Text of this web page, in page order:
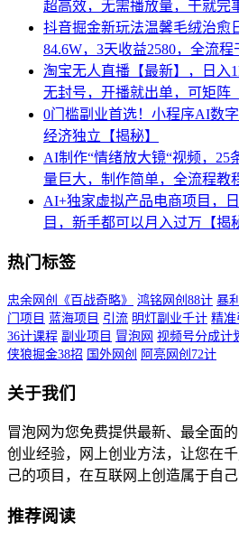
超高效，无需播放量，干就完
抖音掘金新玩法温馨毛绒治愈
84.6W，3天收益2580，全流程
淘宝无人直播【最新】，日入
无封号，开播就出单，可矩阵
0门槛副业首选！小程序AI数
经济独立【揭秘】
AI制作“情绪放大镜“视频，25
量巨大，制作简单，全流程教
AI+独家虚拟产品电商项目，
目，新手都可以月入过万【揭
热门标签
忠余网创《百战奇略》 鸿铭网创88计 暴
门项目 蓝海项目 引流 明灯副业千计 精准
36计课程 副业项目 冒泡网 视频号分成计
侠狼掘金38招 国外网创 阿亮网创72计
关于我们
冒泡网为您免费提供最新、最全面
创业经验，网上创业方法，让您在
己的项目，在互联网上创造属于自己
推荐阅读